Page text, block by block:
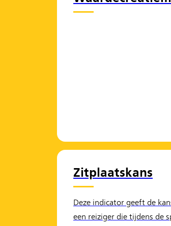
Zitplaatskans
Deze indicator geeft de
een reiziger die tijdens de